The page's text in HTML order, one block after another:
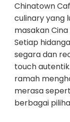
Chinatown
culinary yang
masakan
Setiap
segara dan
touch
ramah
merasa
berbagai